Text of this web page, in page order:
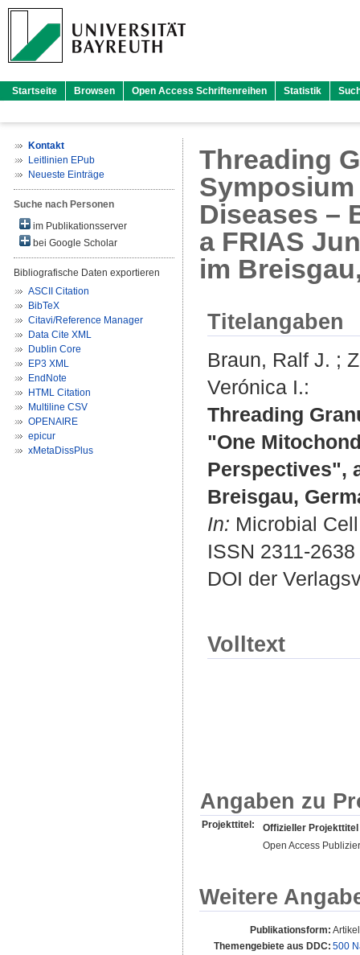
Startseite Browsen Open Access Schriftenreihen Statistik
Kontakt
Leitlinien EPub
Neueste Einträge
Suche nach Personen
im Publikationsserver
bei Google Scholar
Bibliografische Daten exportieren
ASCII Citation
BibTeX
Citavi/Reference Manager
Data Cite XML
Dublin Core
EP3 XML
EndNote
HTML Citation
Multiline CSV
OPENAIRE
epicur
xMetaDissPlus
Threading
Diseases –
a FRIAS
im
Titelangaben
Braun, Ralf J. ;
Verónica I.:
Threading
"One
Perspectives",
Breisgau,
In: Microbial
ISSN 2311-2638
DOI der
Volltext
Angaben zu
Projekttitel:
Offizieller Projekttitel
Open Access
Weitere
Publikationsform:
Themengebiete aus DDC: 500